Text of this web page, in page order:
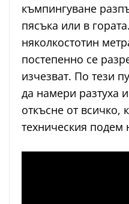
къмпингуване
пясъка или в
няколкостотин
постепенно се
изчезват. По тези
да намери разтуха
откъсне от всичко,
техническия подем